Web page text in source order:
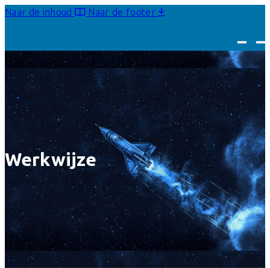
Naar de inhoud Naar de footer
Werkwijze